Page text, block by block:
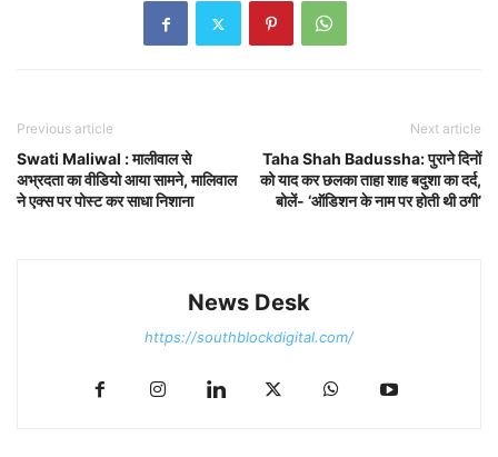
Previous article
Swati Maliwal : मालीवाल से
अभ्रदता का वीडियो आया सामने, मालिवाल
ने एक्स पर पोस्ट कर साधा निशाना
Next article
Taha Shah Badussha: पुराने दिनों
को याद कर छलका ताहा शाह बदुशा का दर्द,
बोलें- ‘ऑडिशन के नाम पर होती थी ठगी’
News Desk
https://southblockdigital.com/